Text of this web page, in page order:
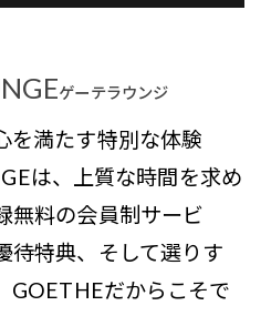
ゲーテラウンジ
を満たす特別な体験
は、上質な時間を求め
無料の会員制サービ
待特典、そして選りす
GOETHEだからこそで